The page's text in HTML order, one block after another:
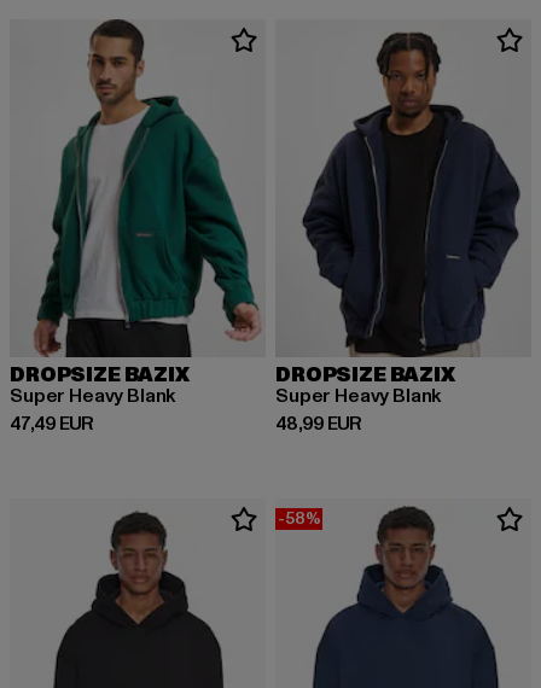
DROPSIZE BAZIX
Super Heavy Blank
47,49 EUR
Derzeitiger Preis: 47,49 EUR
DROPSIZE BAZIX
Super Heavy Blank
48,99 EUR
Derzeitiger Preis: 48,99 EUR
-58%